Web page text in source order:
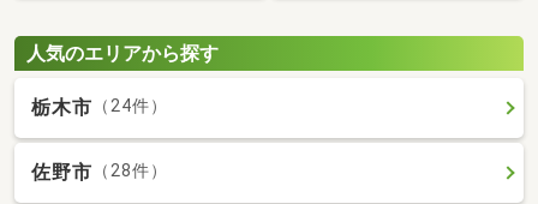
人気のエリアから探す
栃木市 （24件）
佐野市 （28件）